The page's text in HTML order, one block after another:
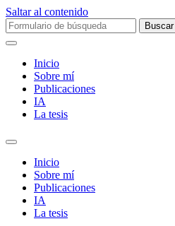
Saltar al contenido
Buscar:
Inicio
Sobre mí­
Publicaciones
IA
La tesis
Alternar
campo
búsqueda
Inicio
Sobre mí­
Publicaciones
IA
La tesis